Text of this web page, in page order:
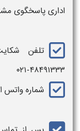
اداری پاسخگوی
تلفن
۴۸۴۹۱۳۳۳-۰۲۱
شماره واتس اپ :